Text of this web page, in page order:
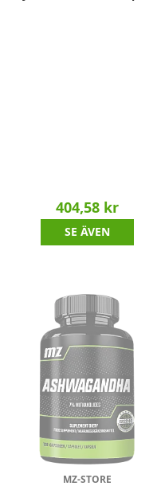
404,58 kr
SE ÄVEN
MZ-STORE